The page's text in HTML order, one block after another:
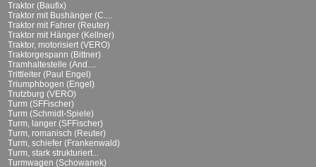
Traktor (Baufix)
Traktor mit Bushänger (C....
Traktor mit Fahrer (Reuter)
Traktor mit Hänger (Kellner)
Traktor, motorisiert (VERO)
Traktorgespann (Bittner)
Tramhaltestelle (And....
Trittleiter (Paul Engel)
Triumphbogen (Engel)
Trutzburg (VERO)
Turm (SFFischer)
Turm (Schmidt-Spiele)
Turm, langer (SFFischer)
Turm, romanisch (Reuter)
Turm, schiefer (Frankenwald)
Turm, stark strukturiert...
Turmwagen (Schowanek)